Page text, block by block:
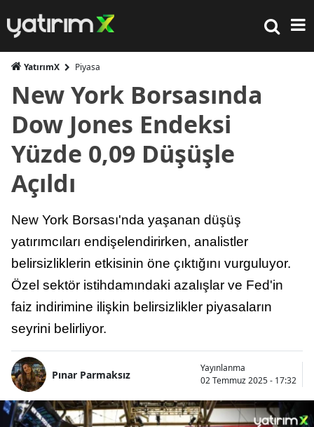
YatırımX Piyasa
New York Borsasında
Dow Jones Endeksi
Yüzde 0,09 Düşüşle
Açıldı
New York Borsası'nda yaşanan düşüş
yatırımcıları endişelendirirken, analistler
belirsizliklerin etkisinin öne çıktığını vurguluyor.
Özel sektör istihdamındaki azalışlar ve Fed'in
faiz indirimine ilişkin belirsizlikler piyasaların
seyrini belirliyor.
Pınar Parmaksız
Yayınlanma
02 Temmuz 2025 - 17:32